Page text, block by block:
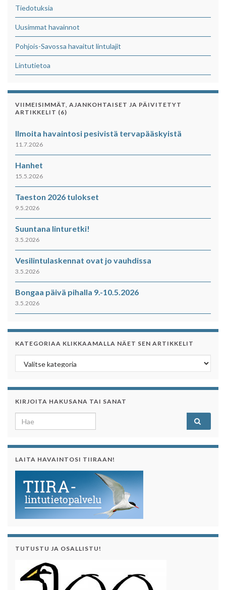
Tiedotuksia
Uusimmat havainnot
Pohjois-Savossa havaitut lintulajit
Lintutietoa
VIIMEISIMMÄT, AJANKOHTAISET JA PÄIVITETYT
ARTIKKELIT (6)
Ilmoita havaintosi pesivistä tervapääskyistä
11.7.2026
Hanhet
15.5.2026
Taeston 2026 tulokset
9.5.2026
Suuntana linturetki!
3.5.2026
Vesilintulaskennat ovat jo vauhdissa
3.5.2026
Bongaa päivä pihalla 9.-10.5.2026
3.5.2026
KATEGORIAA KLIKKAAMALLA NÄET SEN ARTIKKELIT
Kategoriaa klikkaamalla näet sen artikkelit
KIRJOITA HAKUSANA TAI SANAT
Search for:
LAITA HAVAINTOSI TIIRAAN!
TUTUSTU JA OSALLISTU!